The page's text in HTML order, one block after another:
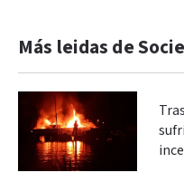
Más leidas de